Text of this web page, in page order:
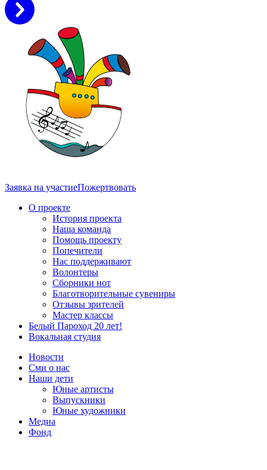
Заявка на участиеПожертвовать
О проекте
История проекта
Наша команда
Помощь проекту
Попечители
Нас поддерживают
Волонтеры
Сборники нот
Благотворительные сувениры
Отзывы зрителей
Мастер классы
Белый Пароход 20 лет!
Вокальная студия
Новости
Сми о нас
Наши дети
Юные артисты
Выпускники
Юные художники
Медиа
Фонд